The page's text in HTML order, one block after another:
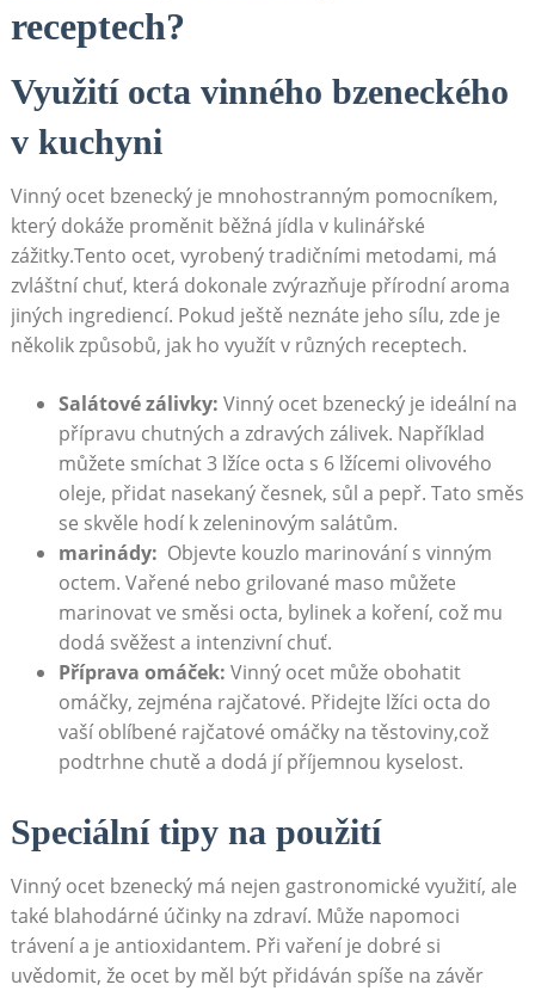
receptech?
Využití octa vinného ‍bzeneckého‍
v⁤ kuchyni
Vinný ocet bzenecký⁢ je ⁤mnohostranným pomocníkem,​
který dokáže proměnit běžná ‌jídla ​v⁢ kulinářské
zážitky.Tento ​ocet,⁤ vyrobený tradičními metodami, má
zvláštní chuť, ‌která dokonale zvýrazňuje přírodní aroma
‌jiných ingrediencí. ‍Pokud ​ještě neznáte⁤ jeho sílu, zde je
několik způsobů, jak ‌ho využít v různých receptech.
Salátové zálivky: Vinný ocet‌ bzenecký ⁤je ideální na
⁢přípravu⁢ chutných a zdravých zálivek. Například
můžete‌ smíchat⁤ 3 lžíce octa ‌s 6‍ lžícemi olivového
oleje, přidat⁢ nasekaný česnek,⁣ sůl a pepř. Tato ​směs​
se ‌skvěle hodí ‌k zeleninovým salátům.
marinády: ‌ Objevte kouzlo marinování s vinným
octem. Vařené ⁤nebo‌ grilované​ maso ‍můžete
marinovat ve směsi octa, bylinek‌ a koření, což mu​
dodá svěžest a intenzivní‌ chuť.
Příprava ⁤omáček: Vinný ocet může obohatit ​
omáčky, zejména rajčatové. Přidejte ‍lžíci octa do
vaší⁤ oblíbené rajčatové omáčky na těstoviny,což
podtrhne chutě⁣ a⁣ dodá jí příjemnou‌ kyselost.
Speciální tipy⁤ na⁣ použití
Vinný‍ ocet bzenecký má ​nejen gastronomické⁣ využití, ale​
také blahodárné‍ účinky na zdraví. ‍Může napomoci
trávení⁣ a ‍je antioxidantem. Při vaření ⁤je dobré si
uvědomit, že ocet by ‌měl být přidáván spíše na závěr